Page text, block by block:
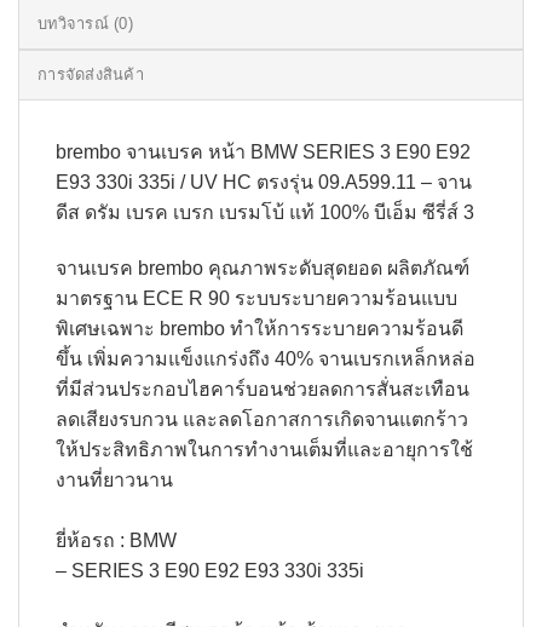
บทวิจารณ์ (0)
การจัดส่งสินค้า
brembo จานเบรค หน้า BMW SERIES 3 E90 E92
E93 330i 335i / UV HC ตรงรุ่น 09.A599.11 – จาน
ดีส ดรัม เบรค เบรก เบรมโบ้ แท้ 100% บีเอ็ม ซีรี่ส์ 3
จานเบรค brembo คุณภาพระดับสุดยอด ผลิตภัณฑ์
มาตรฐาน ECE R 90 ระบบระบายความร้อนแบบ
พิเศษเฉพาะ brembo ทำให้การระบายความร้อนดี
ขึ้น เพิ่มความแข็งแกร่งถึง 40% จานเบรกเหล็กหล่อ
ที่มีส่วนประกอบไฮคาร์บอนช่วยลดการสั่นสะเทือน
ลดเสียงรบกวน และลดโอกาสการเกิดจานแตกร้าว
ให้ประสิทธิภาพในการทำงานเต็มที่และอายุการใช้
งานที่ยาวนาน​
ยี่ห้อรถ : BMW
– SERIES 3 E90 E92 E93 330i 335i